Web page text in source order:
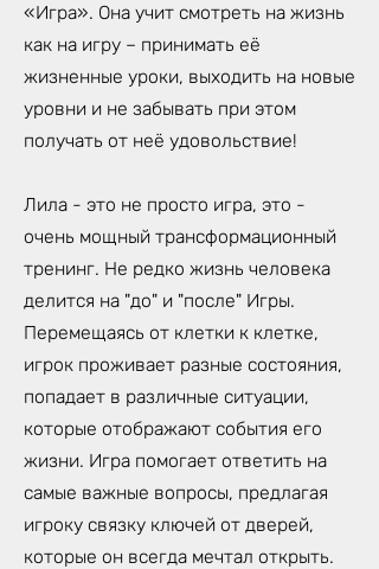
«Игра». Она учит смотреть на жизнь
как на игру – принимать её
жизненные уроки, выходить на новые
уровни и не забывать при этом
получать от неё удовольствие!
Лила - это не просто игра, это -
очень мощный трансформационный
тренинг. Не редко жизнь человека
делится на "до" и "после" Игры.
Перемещаясь от клетки к клетке,
игрок проживает разные состояния,
попадает в различные ситуации,
которые отображают события его
жизни. Игра помогает ответить на
самые важные вопросы, предлагая
игроку связку ключей от дверей,
которые он всегда мечтал открыть.